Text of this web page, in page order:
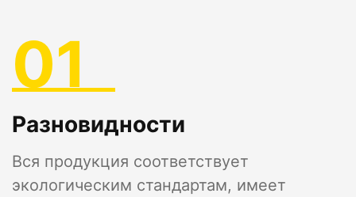
01
Разновидности
Вся продукция соответствует
экологическим стандартам, имеет